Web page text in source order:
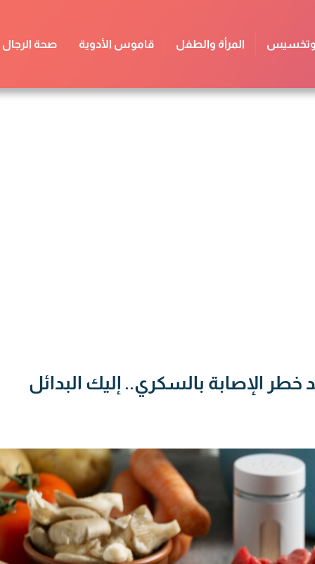
وتخسيس المرأة والطفل قاموس الأدوية صحة الرجال
خطر الإصابة بالسكري.. إليك البدائل